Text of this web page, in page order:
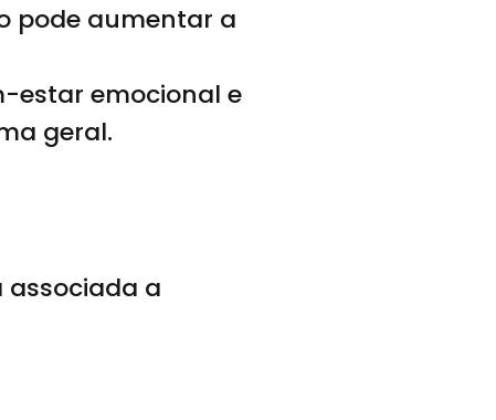
pode aumentar a
estar emocional e
geral.
associada a